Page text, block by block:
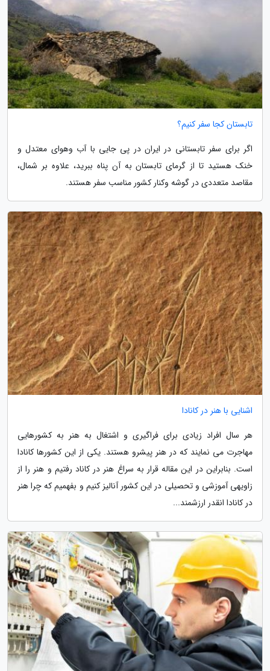
تابستان کجا سفر کنیم؟
اگر برای سفر تابستانی در ایران در پی جایی با آب وهوای معتدل و
خنک هستید تا از گرمای تابستان به آن پناه ببرید، علاوه بر شمال،
مقاصد متعددی در گوشه وکنار کشور مناسب سفر هستند.
اشنایی با هنر در کانادا
هر سال افراد زیادی برای فراگیری و اشتغال به هنر به کشورهایی
مهاجرت می نمایند که در هنر پیشرو هستند. یکی از این کشورها کانادا
است. بنابراین در این مقاله قرار به سراغ هنر در کاناد رفتیم و هنر را از
زاویهی آموزشی و تحصیلی در این کشور آنالیز کنیم و بفهمیم که چرا هنر
در کانادا انقدر ارزشمند...